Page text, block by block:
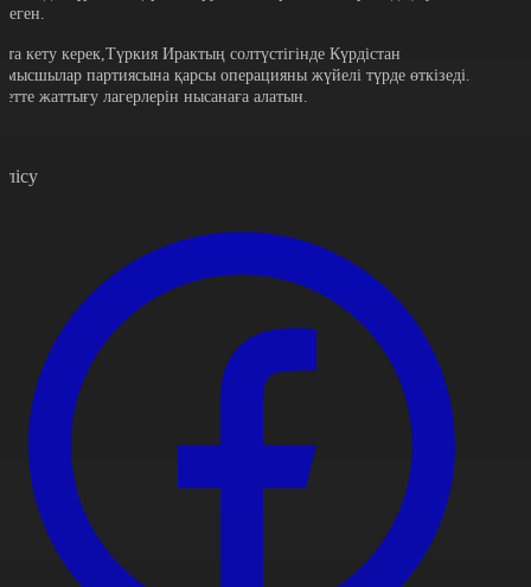
кету керек,Түркия Ирактың солтүстігінде Күрдістан
партиясына қарсы операцияны жүйелі түрде өткізеді.
жаттығу лагерлерін нысанаға алатын.